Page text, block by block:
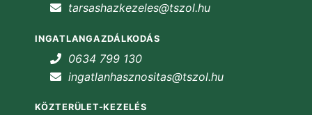
tarsashazkezeles@tszol.hu
INGATLANGAZDÁLKODÁS
0634 799 130
ingatlanhasznositas@tszol.hu
KÖZTERÜLET-KEZELÉS